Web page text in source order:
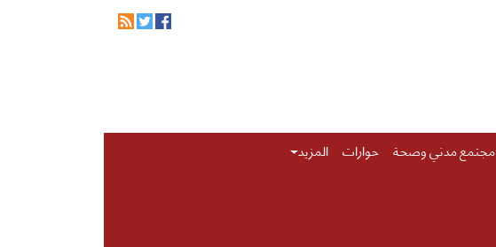
مجتمع مدني وصحة حوارات المزيد